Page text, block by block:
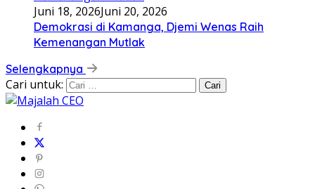
Juni 18, 2026Juni 20, 2026
Demokrasi di Kamanga, Djemi Wenas Raih
Kemenangan Mutlak
Selengkapnya
Cari untuk: